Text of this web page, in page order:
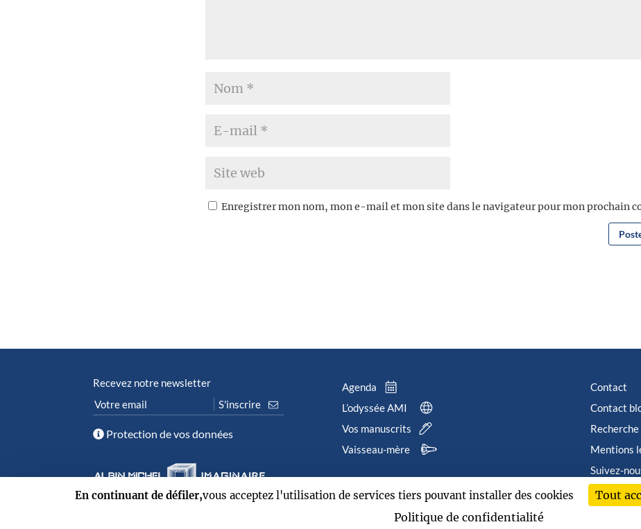
Enregistrer mon nom, mon e-mail et mon site dans le navigateur pour mon prochain
Recevez notre newsletter
Protection de vos données
Agenda
L’odyssée AMI
Vos manuscrits
Vaisseau-mère
Contact
Contact
Mentions
Suivez-
2026 ©
En continuant de défiler,vous acceptez l'utilisation de services tiers pouvant installer des cookies Tout
Politique de confidentialité